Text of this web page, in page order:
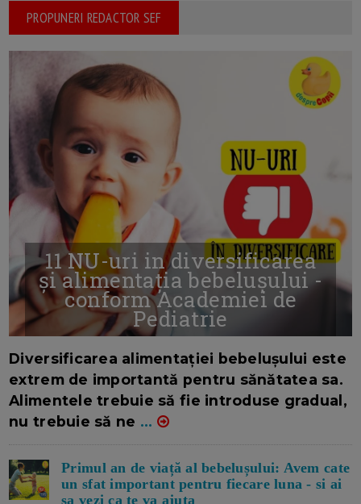
PROPUNERI REDACTOR SEF
11 NU-uri in diversificarea
și alimentația bebelușului -
conform Academiei de
Pediatrie
Diversificarea alimentației bebelușului este
extrem de importantă pentru sănătatea sa.
Alimentele trebuie să fie introduse gradual,
nu trebuie să ne ...
Primul an de viață al bebelușului: Avem cate
un sfat important pentru fiecare luna - si ai
sa vezi ca te va ajuta